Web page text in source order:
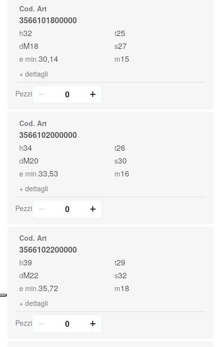
Cod. Art
3566101800000
h32 t25
dM18 s27
e min.30,14 m15
+ dettagli
Pezzi
Cod. Art
3566102000000
h34 t26
dM20 s30
e min.33,53 m16
+ dettagli
Pezzi
Cod. Art
3566102200000
h39 t29
dM22 s32
e min.35,72 m18
+ dettagli
Pezzi